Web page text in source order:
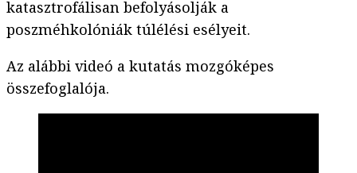
katasztrofálisan befolyásolják a
poszméhkolóniák túlélési esélyeit.
Az alábbi videó a kutatás mozgóképes
összefoglalója.